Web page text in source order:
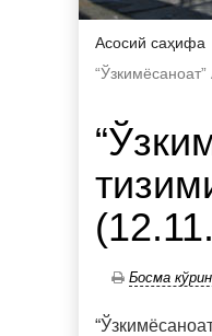
Асосий саҳифа
Босма